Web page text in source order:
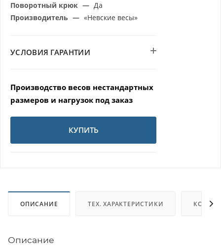
Поворотный крюк — Да
Производитель — «Невские весы»
УСЛОВИЯ ГАРАНТИИ
Производство весов нестандартных
размеров и нагрузок под заказ
КУПИТЬ
ОПИСАНИЕ ТЕХ. ХАРАКТЕРИСТИКИ
Описание